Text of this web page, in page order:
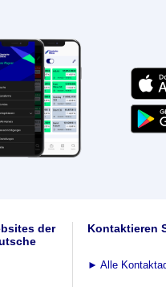
der
Kontaktieren
► Alle